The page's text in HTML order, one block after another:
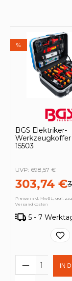
%
BGS Elektriker-
Werkzeugkoffer
15503
303,74 €
UVP: 698,57 €
Preise inkl. MwSt., ggf.
Versandkosten
5 - 7
ProduktIN